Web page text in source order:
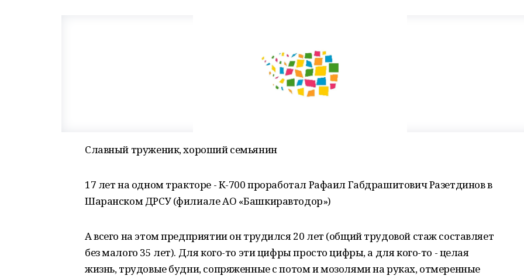
Славный труженик, хороший семьянин
17 лет на одном тракторе - К-700 проработал Рафаил Габдрашитович Разетдинов в
Шаранском ДРСУ (филиале АО «Башкиравтодор»)
А всего на этом предприятии он трудился 20 лет (общий трудовой стаж составляет
без малого 35 лет). Для кого-то эти цифры просто цифры, а для кого-то - целая
жизнь, трудовые будни, сопряженные с потом и мозолями на руках, отмеренные